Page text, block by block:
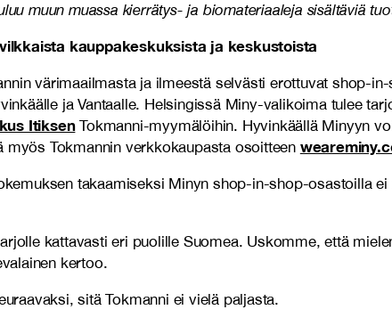
muun muassa kierrätys- ja biomateriaaleja sisältäviä
kauppakeskuksista ja keskustoista
värimaailmasta ja ilmeestä selvästi erottuvat shop-
ja Vantaalle. Helsingissä Miny-valikoima tulee
ItiksenTokmanni-myymälöihin. Hyvinkäällä Minyyn
Tokmannin verkkokaupasta osoitteen
takaamiseksi Minyn shop-in-shop-osastoilla
kattavasti eri puolille Suomea. Uskomme, että
kertoo.
sitä Tokmanni ei vielä paljasta.